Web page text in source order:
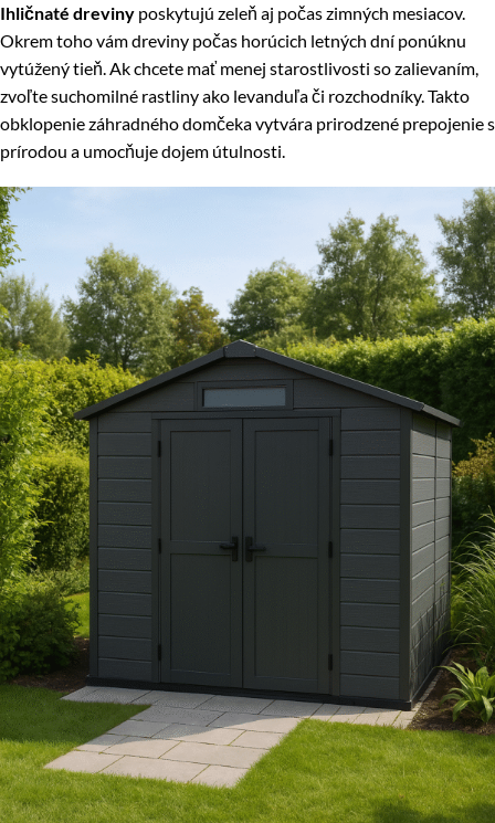
Ihličnaté dreviny poskytujú zeleň aj počas zimných mesiacov.
Okrem toho vám dreviny počas horúcich letných dní ponúknu
vytúžený tieň. Ak chcete mať menej starostlivosti so zalievaním,
zvoľte suchomilné rastliny ako levanduľa či rozchodníky. Takto
obklopenie záhradného domčeka vytvára prirodzené prepojenie s
prírodou a umocňuje dojem útulnosti.